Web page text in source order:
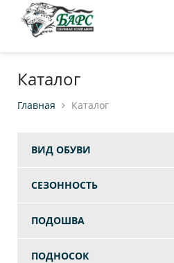
Каталог
Главная Каталог
ВИД ОБУВИ
СЕЗОННОСТЬ
ПОДОШВА
ПОДНОСОК